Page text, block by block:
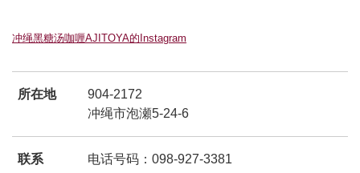
冲绳黑糖汤咖喱AJITOYA的Instagram
所在地
904-2172
冲绳市泡瀬5-24-6
联系 电话号码：098-927-3381